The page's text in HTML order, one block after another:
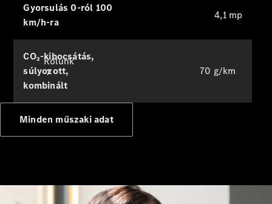
Rólunk
Gyorsulás 0-ról 100
km/h-ra
4,1 mp
CO₂-kibocsátás,
súlyozott,
kombinált
70 g/km
Minden műszaki adat